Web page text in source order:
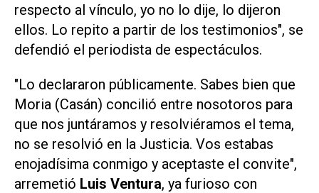
respecto al vínculo, yo no lo dije, lo dijeron
ellos. Lo repito a partir de los testimonios", se
defendió el periodista de espectáculos.
"Lo declararon públicamente. Sabes bien que
Moria (Casán) concilió entre nosotoros para
que nos juntáramos y resolviéramos el tema,
no se resolvió en la Justicia. Vos estabas
enojadísima conmigo y aceptaste el convite",
arremetió Luis Ventura, ya furioso con